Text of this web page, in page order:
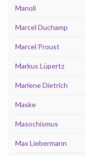
Manoli
Marcel Duchamp
Marcel Proust
Markus Lüpertz
Marlene Dietrich
Maske
Masochismus
Max Liebermann